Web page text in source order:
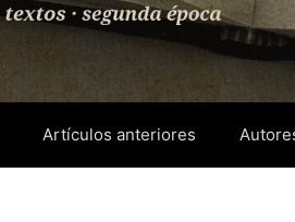
Artículos anteriores